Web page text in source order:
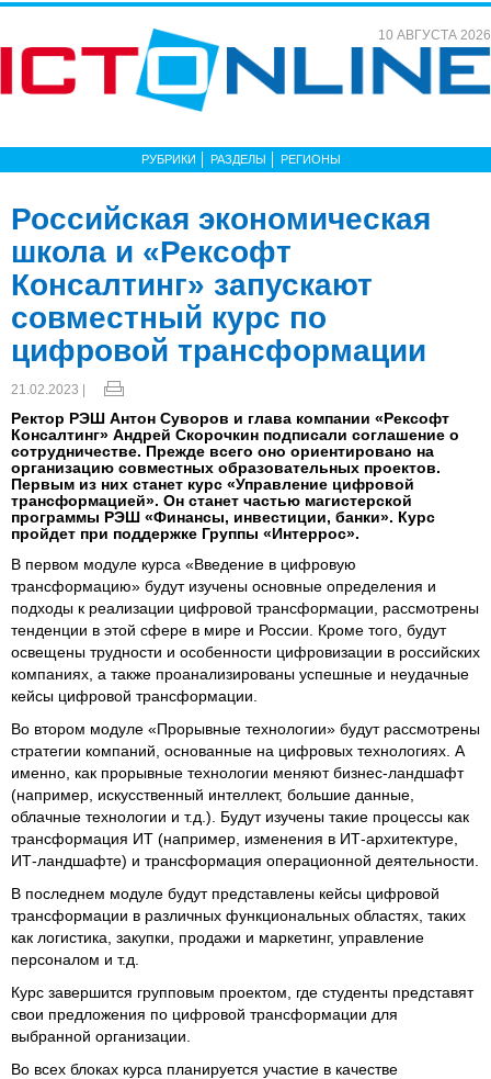
10 АВГУСТА 2026
РУБРИКИ РАЗДЕЛЫ РЕГИОНЫ
Российская экономическая
школа и «Рексофт
Консалтинг» запускают
совместный курс по
цифровой трансформации
21.02.2023 |
Ректор РЭШ Антон Суворов и глава компании «Рексофт
Консалтинг» Андрей Скорочкин подписали соглашение о
сотрудничестве. Прежде всего оно ориентировано на
организацию совместных образовательных проектов.
Первым из них станет курс «Управление цифровой
трансформацией». Он станет частью магистерской
программы РЭШ «Финансы, инвестиции, банки». Курс
пройдет при поддержке Группы «Интеррос».
В первом модуле курса «Введение в цифровую
трансформацию» будут изучены основные определения и
подходы к реализации цифровой трансформации, рассмотрены
тенденции в этой сфере в мире и России. Кроме того, будут
освещены трудности и особенности цифровизации в российских
компаниях, а также проанализированы успешные и неудачные
кейсы цифровой трансформации.
Во втором модуле «Прорывные технологии» будут рассмотрены
стратегии компаний, основанные на цифровых технологиях. А
именно, как прорывные технологии меняют бизнес-ландшафт
(например, искусственный интеллект, большие данные,
облачные технологии и т.д.). Будут изучены такие процессы как
трансформация ИТ (например, изменения в ИТ-архитектуре,
ИТ-ландшафте) и трансформация операционной деятельности.
В последнем модуле будут представлены кейсы цифровой
трансформации в различных функциональных областях, таких
как логистика, закупки, продажи и маркетинг, управление
персоналом и т.д.
Курс завершится групповым проектом, где студенты представят
свои предложения по цифровой трансформации для
выбранной организации.
Во всех блоках курса планируется участие в качестве